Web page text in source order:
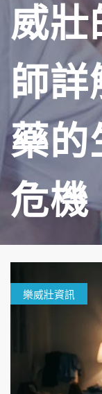
威
師
藥
危機
樂威壯資訊